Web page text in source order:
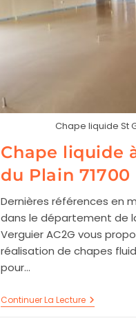
Chape liquide St
Chape liquide
du Plain 71700
Dernières références en
dans le département de
Verguier AC2G vous
réalisation de chapes
pour…
Continuer La LectureChape
Liquide